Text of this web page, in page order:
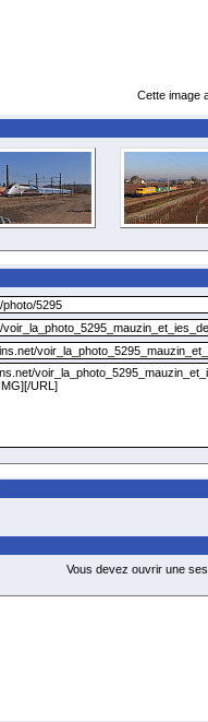
Cette image
Vous devez ouvrir une